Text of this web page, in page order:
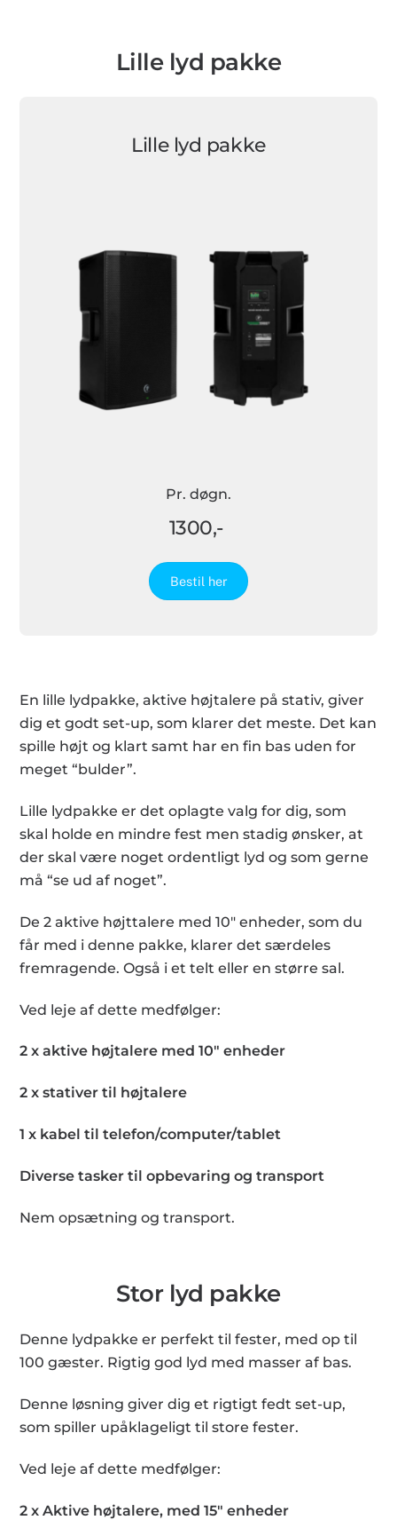
Lille lyd pakke
Lille lyd pakke
Pr. døgn.
1300,-
Bestil her
En lille lydpakke, aktive højtalere på stativ, giver
dig et godt set-up, som klarer det meste. Det kan
spille højt og klart samt har en fin bas uden for
meget “bulder”.
Lille lydpakke er det oplagte valg for dig, som
skal holde en mindre fest men stadig ønsker, at
der skal være noget ordentligt lyd og som gerne
må “se ud af noget”.
De 2 aktive højttalere med 10″ enheder, som du
får med i denne pakke, klarer det særdeles
fremragende. Også i et telt eller en større sal.
Ved leje af dette medfølger:
2 x aktive højtalere med 10″ enheder
2 x stativer til højtalere
1 x kabel til telefon/computer/tablet
Diverse tasker til opbevaring og transport
Nem opsætning og transport.
Stor lyd pakke
Denne lydpakke er perfekt til fester, med op til
100 gæster. Rigtig god lyd med masser af bas.
Denne løsning giver dig et rigtigt fedt set-up,
som spiller upåklageligt til store fester.
Ved leje af dette medfølger:
2 x Aktive højtalere, med 15″ enheder